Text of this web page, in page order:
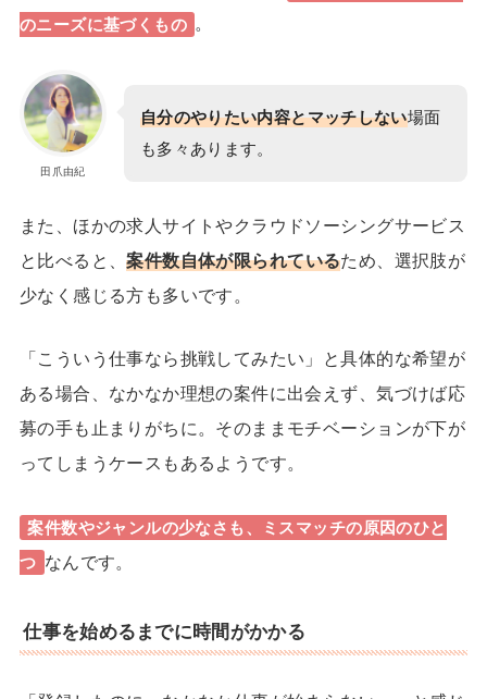
のニーズに基づくもの 。
田爪由紀
自分のやりたい内容とマッチしない場面
も多々あります。
また、ほかの求人サイトやクラウドソーシングサービス
と比べると、案件数自体が限られているため、 選択肢が
少なく感じる方も多いです。
「こういう仕事なら挑戦してみたい」と具体的な希望が
ある場合、なかなか理想の案件に出会えず、気づけば応
募の手も止まりがちに。そのままモチベーションが下が
ってしまうケースもあるようです。
案件数やジャンルの少なさも、ミスマッチの原因のひと
つ なんです。
仕事を始めるまでに時間がかかる